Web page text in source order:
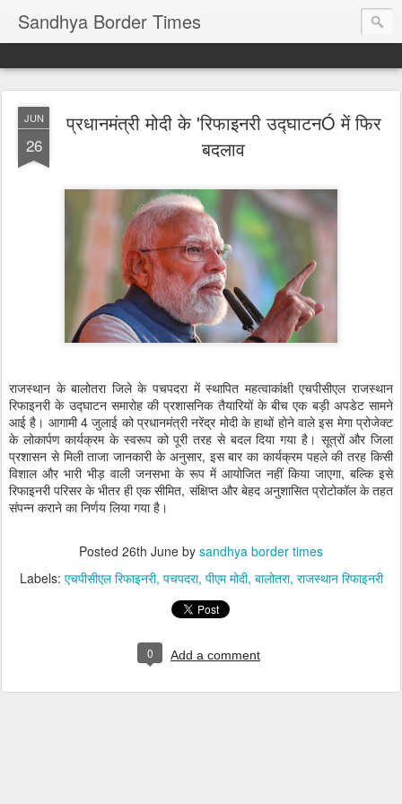
Sandhya Border Times
JUN
26
प्रधानमंत्री मोदी के 'रिफाइनरी उद्घाटनÓ में फिर
बदलाव
राजस्थान के बालोतरा जिले के पचपदरा में स्थापित महत्वाकांक्षी एचपीसीएल राजस्थान
रिफाइनरी के उद्घाटन समारोह की प्रशासनिक तैयारियों के बीच एक बड़ी अपडेट सामने
आई है। आगामी 4 जुलाई को प्रधानमंत्री नरेंद्र मोदी के हाथों होने वाले इस मेगा प्रोजेक्ट
के लोकार्पण कार्यक्रम के स्वरूप को पूरी तरह से बदल दिया गया है। सूत्रों और जिला
प्रशासन से मिली ताजा जानकारी के अनुसार, इस बार का कार्यक्रम पहले की तरह किसी
विशाल और भारी भीड़ वाली जनसभा के रूप में आयोजित नहीं किया जाएगा, बल्कि इसे
रिफाइनरी परिसर के भीतर ही एक सीमित, संक्षिप्त और बेहद अनुशासित प्रोटोकॉल के तहत
संपन्न कराने का निर्णय लिया गया है।
Posted 26th June by sandhya border times
Labels: एचपीसीएल रिफाइनरी पचपदरा पीएम मोदी बालोतरा राजस्थान रिफाइनरी
0 Add a comment